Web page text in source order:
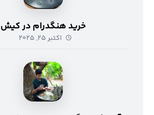
خرید هنگدرام در کیش
اکتبر ۲۵, ۲۰۲۵